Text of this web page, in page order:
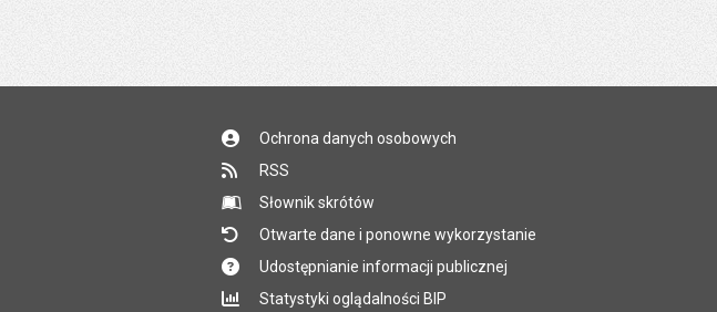
Ochrona danych osobowych
RSS
Słownik skrótów
Otwarte dane i ponowne wykorzystanie
Udostępnianie informacji publicznej
Statystyki oglądalności BIP